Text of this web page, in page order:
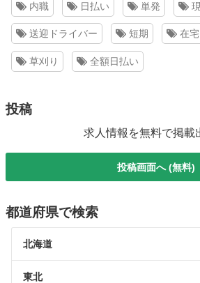
内職 日払い 単発
送迎ドライバー 短期 在宅
草刈り 全額日払い
投稿
求人情報を無料で掲載
投稿画面へ (無料)
都道府県で検索
北海道
東北